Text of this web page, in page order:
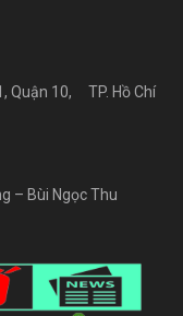
Quận 10, TP. Hồ Chí
– Bùi Ngọc Thu